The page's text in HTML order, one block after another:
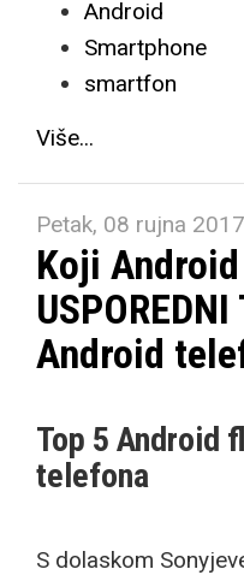
Android
Smartphone
smartfon
Više...
Petak, 08 rujna
Koji
Android
Top 5 Android
telefona
S dolaskom